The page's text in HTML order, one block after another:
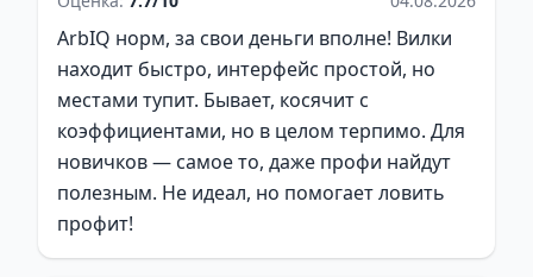
ArbIQ норм, за свои деньги вполне! Вилки
находит быстро, интерфейс простой, но
местами тупит. Бывает, косячит с
коэффициентами, но в целом терпимо. Для
новичков — самое то, даже профи найдут
полезным. Не идеал, но помогает ловить
профит!